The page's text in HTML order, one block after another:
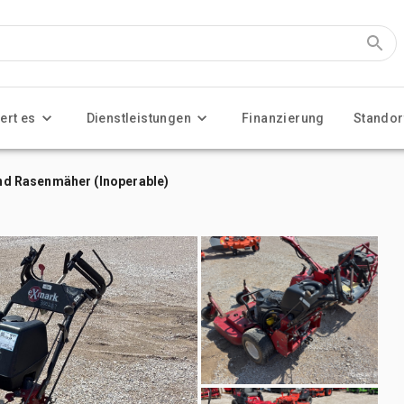
es Dienstleistungen Finanzierung
Rasenmäher (Inoperable)